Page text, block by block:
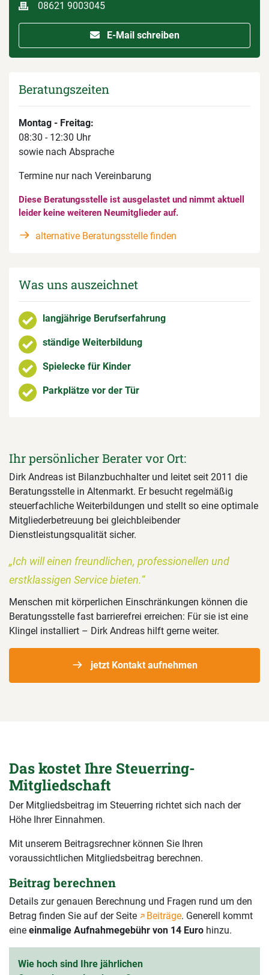
08621 9003045
E-Mail schreiben
Beratungszeiten
Montag - Freitag:
08:30 - 12:30 Uhr
sowie nach Absprache
Termine nur nach Vereinbarung
Diese Beratungsstelle ist ausgelastet und nimmt aktuell
leider keine weiteren Neumitglieder auf.
alternative Beratungsstelle finden
Was uns auszeichnet
langjährige Berufserfahrung
ständige Weiterbildung
Spielecke für Kinder
Parkplätze vor der Tür
Ihr persönlicher Berater vor Ort:
Dirk Andreas ist Bilanzbuchhalter und leitet seit 2011 die
Beratungsstelle in Altenmarkt. Er besucht regelmäßig
steuerfachliche Weiterbildungen und stellt so eine optimale
Mitgliederbetreuung bei gleichbleibender
Dienstleistungsqualität sicher.
„Ich will einen freundlichen, professionellen und
erstklassigen Service bieten.“
Menschen mit körperlichen Einschränkungen können die
Beratungsstelle fast barrierefrei erreichen: Für sie ist eine
Klingel installiert – Dirk Andreas hilft gerne weiter.
jetzt Kontakt aufnehmen
Das kostet Ihre Steuerring-
Mitgliedschaft
Der Mitgliedsbeitrag im Steuerring richtet sich nach der
Höhe Ihrer Einnahmen.
Mit unserem Beitragsrechner können Sie Ihren
voraussichtlichen Mitgliedsbeitrag berechnen.
Beitrag berechnen
Details zur genauen Berechnung und Fragen rund um den
Betrag finden Sie auf der Seite
Beiträge. Generell kommt
eine einmalige Aufnahmegebühr von 14 Euro hinzu.
Wie hoch sind Ihre jährlichen